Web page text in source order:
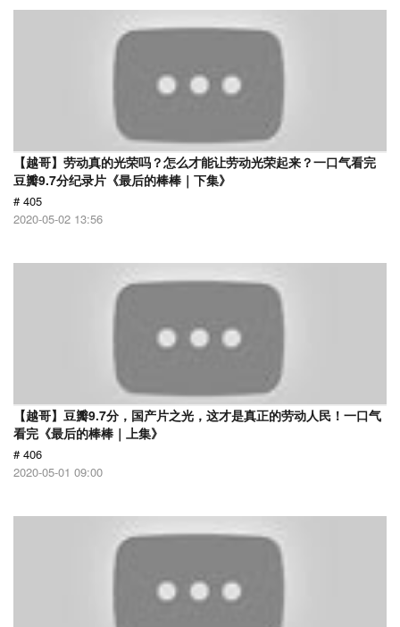
【越哥】劳动真的光荣吗？怎么才能让劳动光荣起来？一口气看完
豆瓣9.7分纪录片《最后的棒棒｜下集》
# 405
2020-05-02 13:56
【越哥】豆瓣9.7分，国产片之光，这才是真正的劳动人民！一口气
看完《最后的棒棒｜上集》
# 406
2020-05-01 09:00